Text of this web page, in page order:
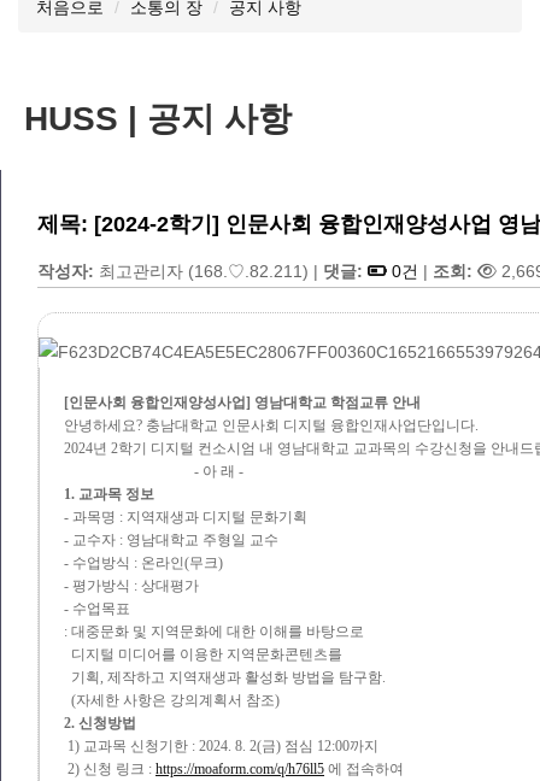
처음으로 소통의 장 공지 사항
HUSS | 공지 사항
제목: [2024-2학기] 인문사회 융합인재양성사업 영
작성자: 최고관리자 (168.♡.82.211) | 댓글: 0건 | 조회:
[인문사회 융합인재양성사업] 영남대학교 학점교류 안내
안녕하세요? 충남대학교 인문사회 디지털 융합인재사업단입니다.
2024년 2학기 디지털 컨소시엄 내 영남대학교 교과목의 수강신청을 안내드
- 아 래 -
1. 교과목 정보
- 과목명 : 지역재생과 디지털 문화기획
- 교수자 : 영남대학교 주형일 교수
- 수업방식 : 온라인(무크)
- 평가방식 : 상대평가
- 수업목표
: 대중문화 및 지역문화에 대한 이해를 바탕으로
디지털 미디어를 이용한 지역문화콘텐츠를
기획, 제작하고 지역재생과 활성화 방법을 탐구함.
(자세한 사항은 강의계획서 참조)
2. 신청방법
1) 교과목 신청기한 : 2024. 8. 2(금) 점심 12:00까지
2) 신청 링크 : https://moaform.com/q/h76ll5 에 접속하여